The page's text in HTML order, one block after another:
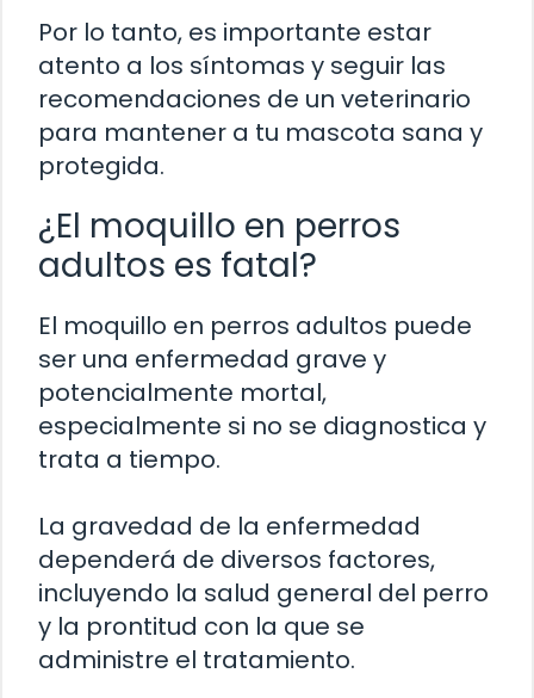
Por lo tanto, es importante estar
atento a los síntomas y seguir las
recomendaciones de un veterinario
para mantener a tu mascota sana y
protegida.
¿El moquillo en perros
adultos es fatal?
El moquillo en perros adultos puede
ser una enfermedad grave y
potencialmente mortal,
especialmente si no se diagnostica y
trata a tiempo.
La gravedad de la enfermedad
dependerá de diversos factores,
incluyendo la salud general del perro
y la prontitud con la que se
administre el tratamiento.